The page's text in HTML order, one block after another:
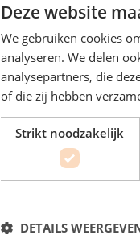
Deze website
We gebruiken cookies
analyseren. We delen
analysepartners, die
of die zij hebben
Strikt noodzakelijk
DETAILS